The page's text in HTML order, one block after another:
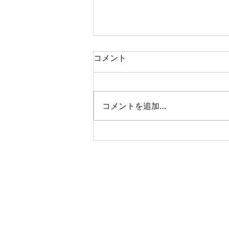
夏の朝の贈り物
コメント
コメントを追加…